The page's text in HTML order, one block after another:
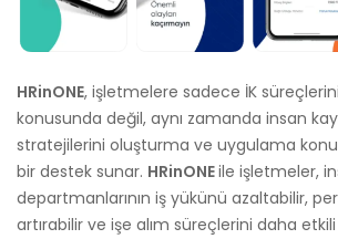
HRinONE, işletmelere sadece İK
konusunda değil, aynı zamanda insan
stratejilerini oluşturma ve uygulama
bir destek sunar. HRinONEile işletmeler,
departmanlarının iş yükünü azaltabilir,
artırabilir ve işe alım süreçlerini daha